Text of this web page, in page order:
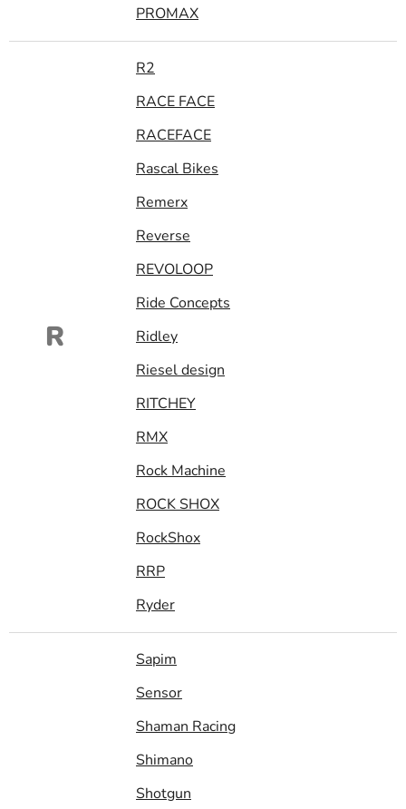
PROMAX
R
R2
RACE FACE
RACEFACE
Rascal Bikes
Remerx
Reverse
REVOLOOP
Ride Concepts
Ridley
Riesel design
RITCHEY
RMX
Rock Machine
ROCK SHOX
RockShox
RRP
Ryder
Sapim
Sensor
Shaman Racing
Shimano
Shotgun